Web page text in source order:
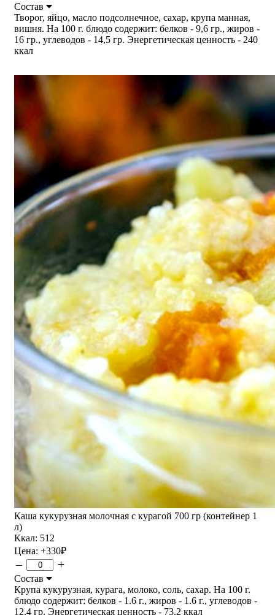
Состав
Творог, яйцо, масло подсолнечное, сахар, крупа манная,
вишня. На 100 г. блюдо содержит: белков - 9,6 гр., жиров -
16 гр., углеводов - 14,5 гр. Энергетическая ценность - 240
ккал
Каша кукурузная молочная с курагой 700 гр (контейнер 1
л)
Ккал: 512
Цена: +330₽
– +
Состав
Крупа кукурузная, курага, молоко, соль, сахар. На 100 г.
блюдо содержит: белков - 1.6 г., жиров - 1.6 г., углеводов -
12.4 гр. Энергетическая ценность - 73.2 ккал